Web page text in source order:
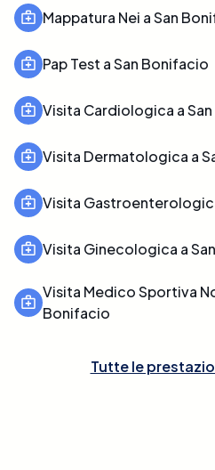
Mappatura Nei a San
Pap Test a San Bonifacio
Visita Cardiologica a
Visita Dermatologica a
Visita
Visita Ginecologica a
Visita Medico Sportiva
Bonifacio
Tutte le